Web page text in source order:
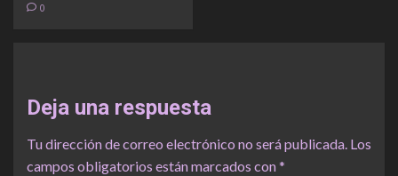
0
Deja una respuesta
Tu dirección de correo electrónico no será publicada. Los
campos obligatorios están marcados con*